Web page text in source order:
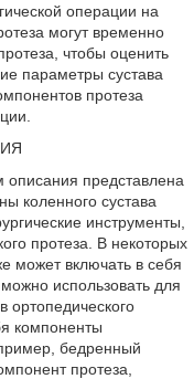
операции на
могут временно
чтобы оценить
параметры сустава
протеза
описания представлена
коленного сустава
инструменты,
протеза. В некоторых
может включать в себя
использовать для
ортопедического
компоненты
бедренный
протеза,